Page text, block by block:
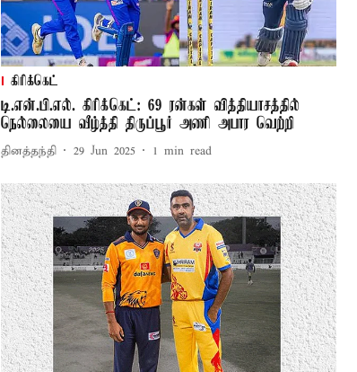
கிரிக்கெட்
டி.என்.பி.எல். கிரிக்கெட்: 69 ரன்கள் வித்தியாசத்தில்
நெல்லையை வீழ்த்தி திருப்பூர் அணி அபார வெற்றி
தினத்தந்தி 29 Jun 2025 1 min read